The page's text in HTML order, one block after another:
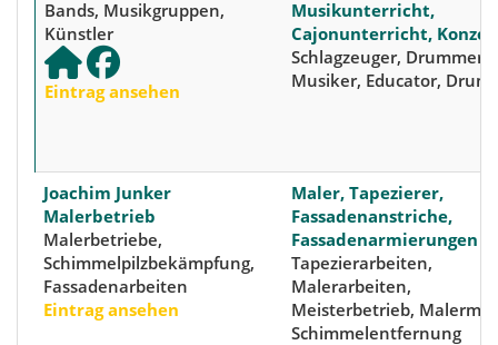
Bands, Musikgruppen,
Künstler
Eintrag ansehen
Musikunterricht,
Cajonunterricht,
Schlagzeuger, Drummer,
Musiker, Educator, Drums
Joachim Junker
Malerbetrieb
Malerbetriebe,
Schimmelpilzbekämpfung,
Fassadenarbeiten
Eintrag ansehen
Maler, Tapezierer,
Fassadenanstriche,
Fassadenarmierungen
Tapezierarbeiten,
Malerarbeiten,
Meisterbetrieb,
Schimmelentfernung